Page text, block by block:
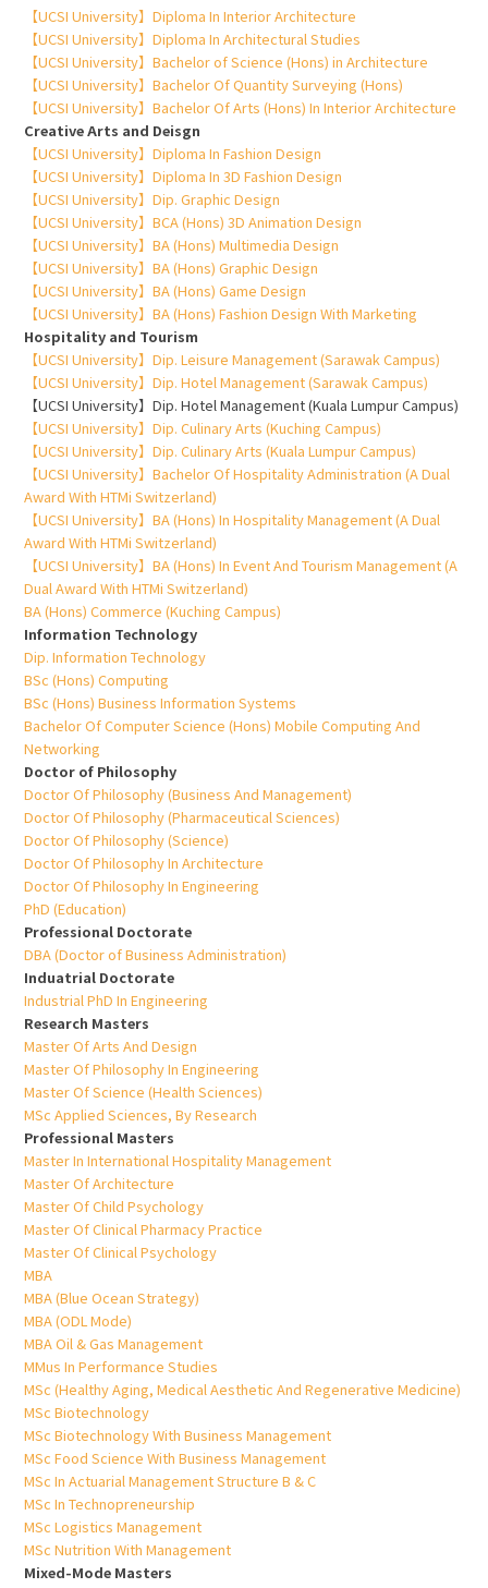
【UCSI University】Diploma In Interior Architecture
【UCSI University】Diploma In Architectural Studies
【UCSI University】Bachelor of Science (Hons) in Architecture
【UCSI University】Bachelor Of Quantity Surveying (Hons)
【UCSI University】Bachelor Of Arts (Hons) In Interior Architecture
Creative Arts and Deisgn
【UCSI University】Diploma In Fashion Design
【UCSI University】Diploma In 3D Fashion Design
【UCSI University】Dip. Graphic Design
【UCSI University】BCA (Hons) 3D Animation Design
【UCSI University】BA (Hons) Multimedia Design
【UCSI University】BA (Hons) Graphic Design
【UCSI University】BA (Hons) Game Design
【UCSI University】BA (Hons) Fashion Design With Marketing
Hospitality and Tourism
【UCSI University】Dip. Leisure Management (Sarawak Campus)
【UCSI University】Dip. Hotel Management (Sarawak Campus)
【UCSI University】Dip. Hotel Management (Kuala Lumpur Campus)
【UCSI University】Dip. Culinary Arts (Kuching Campus)
【UCSI University】Dip. Culinary Arts (Kuala Lumpur Campus)
【UCSI University】Bachelor Of Hospitality Administration (A Dual
Award With HTMi Switzerland)
【UCSI University】BA (Hons) In Hospitality Management (A Dual
Award With HTMi Switzerland)
【UCSI University】BA (Hons) In Event And Tourism Management (A
Dual Award With HTMi Switzerland)
BA (Hons) Commerce (Kuching Campus)
Information Technology
Dip. Information Technology
BSc (Hons) Computing
BSc (Hons) Business Information Systems
Bachelor Of Computer Science (Hons) Mobile Computing And
Networking
Doctor of Philosophy
Doctor Of Philosophy (Business And Management)
Doctor Of Philosophy (Pharmaceutical Sciences)
Doctor Of Philosophy (Science)
Doctor Of Philosophy In Architecture
Doctor Of Philosophy In Engineering
PhD (Education)
Professional Doctorate
DBA (Doctor of Business Administration)
Induatrial Doctorate
Industrial PhD In Engineering
Research Masters
Master Of Arts And Design
Master Of Philosophy In Engineering
Master Of Science (Health Sciences)
MSc Applied Sciences, By Research
Professional Masters
Master In International Hospitality Management
Master Of Architecture
Master Of Child Psychology
Master Of Clinical Pharmacy Practice
Master Of Clinical Psychology
MBA
MBA (Blue Ocean Strategy)
MBA (ODL Mode)
MBA Oil & Gas Management
MMus In Performance Studies
MSc (Healthy Aging, Medical Aesthetic And Regenerative Medicine)
MSc Biotechnology
MSc Biotechnology With Business Management
MSc Food Science With Business Management
MSc In Actuarial Management Structure B & C
MSc In Technopreneurship
MSc Logistics Management
MSc Nutrition With Management
Mixed-Mode Masters